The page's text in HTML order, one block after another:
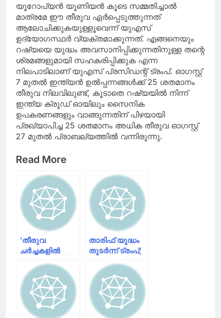
യൂറോപ്യൻ യൂണിയൻ കൂടെ സമ്മതിച്ചാൽ
മാത്രമേ ഈ തീരുവ ഏർപ്പെടുത്തുന്നത്
ആലോചിക്കുകയുള്ളൂവെന്ന് യുഎസ്
ഉദ്യോഗസ്ഥർ വ്യക്തമാക്കുന്നത്. എങ്ങനെയും
റഷ്യയെ യുദ്ധം അവസാനിപ്പിക്കുന്നതിനുള്ള തന്റെ
ശ്രമങ്ങളുമായി സഹകരിപ്പിക്കുക എന്ന
നിലപാടിലാണ് യുഎസ് പ്രസിഡന്റ് ട്രംപ്. ഓഗസ്റ്റ്
7 മുതൽ ഇന്ത്യൻ ഉൽപ്പന്നങ്ങൾക്ക് 25 ശതമാനം
തീരുവ നിലവിലുണ്ട്, കൂടാതെ റഷ്യയിൽ നിന്ന്
ഇന്ത്യ ക്രൂഡ് ഓയിലും സൈനിക
ഉപകരണങ്ങളും വാങ്ങുന്നതിന് പിഴയായി
പ്രഖ്യാപിച്ച 25 ശതമാനം അധിക തീരുവ ഓഗസ്റ്റ്
27 മുതൽ പ്രാബല്യത്തിൽ വന്നിരുന്നു.
Read More
‘തീരുവ
ചർച്ചകളിൽ
തീരുമാനമാകും
വരെ
ഇന്ത്യയുമായി
വ്യാപാര
ചർച്ചകളില്ല’;
ട്രംപ്
താരിഫ് യുദ്ധം
തുടർന്ന് ട്രംപ്;
യൂറോപ്യൻ
യൂണിയനും
മെക്സിക്കോയ്ക്കും
30% താരിഫ്